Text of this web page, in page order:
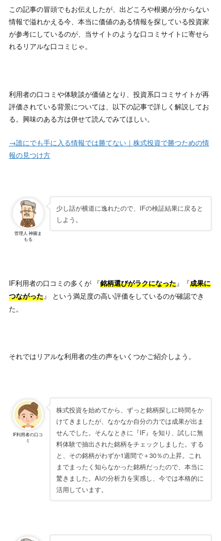
この記事の冒頭でもお伝えしたが、出どころや根拠が分からない
情報で溢れかえる今、本当に価値のある情報を探している投資家
が参考にしているのが、当サイトのような口コミサイトに寄せら
れるリアルな口コミじゃ。
利用者の口コミや体験談が価値となり、投資系口コミサイトが再
評価されている背景については、以下の記事で詳しく解説してお
る。興味のある方は併せて読んでみてほしい。
→誰にでも手に入る情報では勝てない｜株式投資で勝つための情
報の見つけ方
管理人 神園ま
もる
少し話が横道に逸れたので、IFの検証結果に戻ると
しよう。
IF利用者の口コミの多くが 『銘柄選びがラクになった』『成果に
つながった』 という満足度の高い評価をしているのが確認でき
た。
それではリアルな利用者の生の声をいくつかご紹介しよう。
IF利用者の口コ
ミ
株式投資を始めてから、ずっと銘柄探しに時間をか
けてきましたが、なかなか自分の力では成果が出ま
せんでした。そんなときに『IF』を知り、試しに無
料体験で抽出された銘柄をチェックしました。する
と、その銘柄がわずか1週間で＋30％の上昇。これ
までまったく知らなかった銘柄だったので、本当に
驚きました。AIの分析力を実感し、今では本格的に
活用しています。